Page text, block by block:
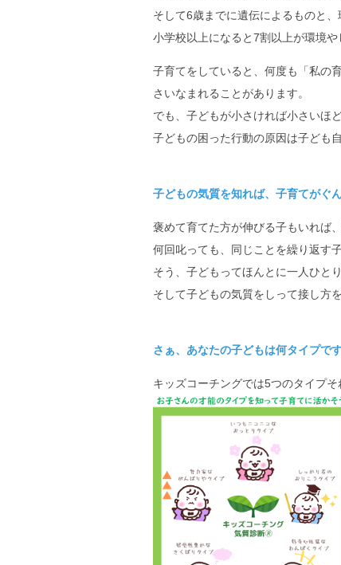
そして6歳までに遺伝によるものと
小学校以上になると7割以上が環境
子育てをしていると、何度も「私の
さいなまれることがあります。
でも、子どもが小さければ小さいほ
子どもの困った行動の原因は子ども
子どもの気質を知れば、子育てがぐ
褒めて育てた方が伸びる子もいれば
何回叱っても、同じことを繰り返す
そう、子どもってほんとに一人ひと
そして子どもの気質をしって接し方
さぁ、あなたの子どもは何タイプで
キッズコーチングでは5つのタイプ